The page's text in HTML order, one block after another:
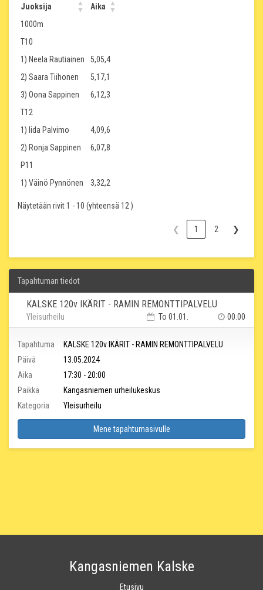
Juoksija
Aika
1000m
T10
1) Neela Rautiainen
5,05,4
2) Saara Tiihonen
5,17,1
3) Oona Sappinen
6,12,3
T12
1) Iida Palvimo
4,09,6
2) Ronja Sappinen
6,07,8
P11
1) Väinö Pynnönen
3,32,2
Näytetään rivit 1 - 10 (yhteensä 12 )
❮ 1 2 ❯
Tapahtuman tiedot
KALSKE 120v IKÄRIT - RAMIN REMONTTIPALVELU
Yleisurheilu 00.00
To 01.01.
Tapahtuma
KALSKE 120v IKÄRIT - RAMIN REMONTTIPALVELU
Päivä
13.05.2024
Aika
17:30 - 20:00
Paikka
Kangasniemen urheilukeskus
Kategoria
Yleisurheilu
Mene tapahtumasivulle
Kangasniemen Kalske
Etusivu